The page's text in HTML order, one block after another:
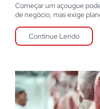
Começar um açougue
de negócio, mas exige
Continue Lendo